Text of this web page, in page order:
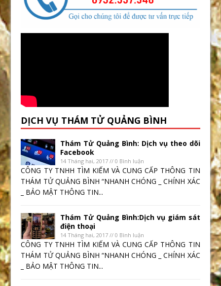
DỊCH VỤ THÁM TỬ QUẢNG BÌNH
Thám Tử Quảng Bình: Dịch vụ theo dõi
Facebook
14 Tháng hai, 2017 // 0 Bình luận
CÔNG TY TNHH TÌM KIẾM VÀ CUNG CẤP THÔNG TIN
THÁM TỬ QUẢNG BÌNH “NHANH CHÓNG _ CHÍNH XÁC
_ BẢO MẬT THÔNG TIN...
Thám Tử Quảng Bình:Dịch vụ giám sát
điện thoại
14 Tháng hai, 2017 // 0 Bình luận
CÔNG TY TNHH TÌM KIẾM VÀ CUNG CẤP THÔNG TIN
THÁM TỬ QUẢNG BÌNH “NHANH CHÓNG _ CHÍNH XÁC
_ BẢO MẬT THÔNG TIN...